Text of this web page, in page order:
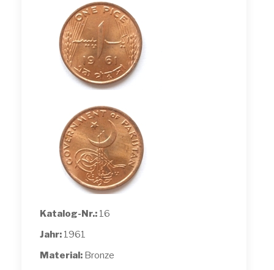
Katalog-Nr.: 16
Jahr: 1961
Material: Bronze